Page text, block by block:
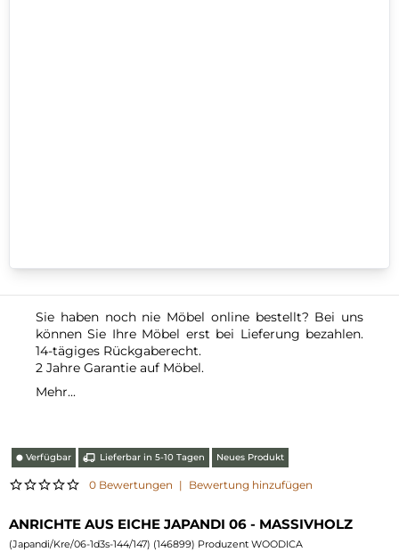
Sie haben noch nie Möbel online bestellt? Bei uns
können Sie Ihre Möbel erst bei Lieferung bezahlen.
14-tägiges Rückgaberecht.
2 Jahre Garantie auf Möbel.
Mehr...
⬤ Verfügbar Lieferbar in 5-10 Tagen Neues Produkt
0 Bewertungen | Bewertung hinzufügen
ANRICHTE AUS EICHE JAPANDI 06 - MASSIVHOLZ
(Japandi/Kre/06-1d3s-144/147) (146899) Produzent WOODICA